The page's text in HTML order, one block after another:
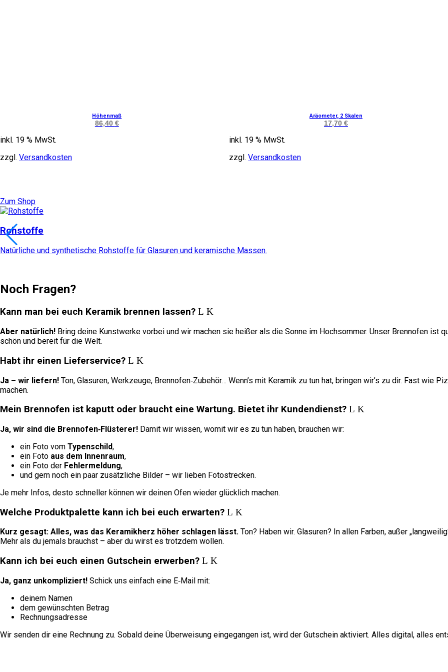
Höhenmaß
86,40 €
inkl. 19 % MwSt.
zzgl. Versandkosten
Aräometer, 2 Skalen
17,70 €
inkl. 19 % MwSt.
zzgl.Versandkosten
Zum Shop
Rohstoffe
Natürliche und synthetische Rohstoffe für Glasuren und keramische Massen.
Noch Fragen?
Kann man bei euch Keramik brennen lassen?
Aber natürlich! Bring deine Kunstwerke vorbei und wir machen sie heißer als die Sonne im Hochsommer. Unser Brennofen ist
schön und bereit für die Welt.
Habt ihr einen Lieferservice?
Ja – wir liefern! Ton, Glasuren, Werkzeuge, Brennofen‑Zubehör… Wenn’s mit Keramik zu tun hat, bringen wir’s zu dir. Fast wie
machen.
Mein Brennofen ist kaputt oder braucht eine Wartung. Bietet ihr Kundendienst?
Ja, wir sind die Brennofen‑Flüsterer! Damit wir wissen, womit wir es zu tun haben, brauchen wir:
ein Foto vom Typenschild,
ein Foto aus dem Innenraum,
ein Foto der Fehlermeldung,
und gern noch ein paar zusätzliche Bilder – wir lieben Fotostrecken.
Je mehr Infos, desto schneller können wir deinen Ofen wieder glücklich machen.
Welche Produktpalette kann ich bei euch erwarten?
Kurz gesagt: Alles, was das Keramikherz höher schlagen lässt. Ton? Haben wir. Glasuren? In allen Farben, außer
Mehr als du jemals brauchst – aber du wirst es trotzdem wollen.
Kann ich bei euch einen Gutschein erwerben?
Ja, ganz unkompliziert! Schick uns einfach eine E‑Mail mit:
deinem Namen
dem gewünschten Betrag
Rechnungsadresse
Wir senden dir eine Rechnung zu. Sobald deine Überweisung eingegangen ist, wird der Gutschein aktiviert. Alles digital, alles